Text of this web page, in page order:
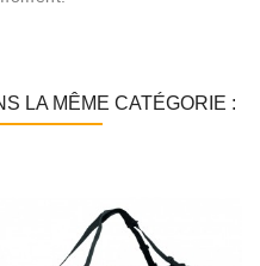
LA MÊME CATÉGORIE :